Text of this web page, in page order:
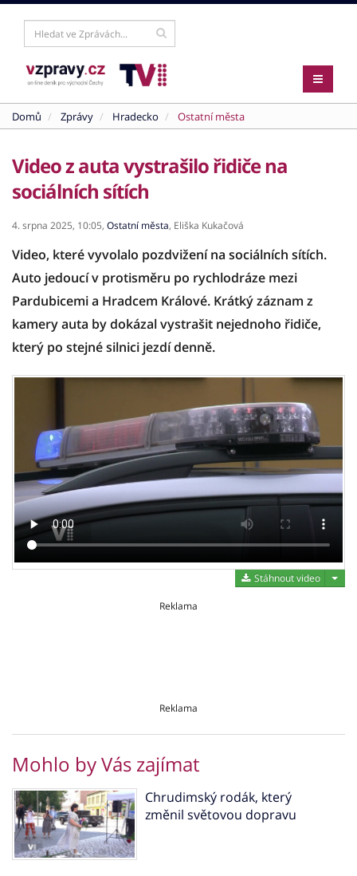
Domů Zprávy Hradecko Ostatní města
Video z auta vystrašilo řidiče na
sociálních sítích
4. srpna 2025, 10:05, Ostatní města, Eliška Kukačová
Video, které vyvolalo pozdvižení na sociálních sítích.
Auto jedoucí v protisměru po rychlodráze mezi
Pardubicemi a Hradcem Králové. Krátký záznam z
kamery auta by dokázal vystrašit nejednoho řidiče,
který po stejné silnici jezdí denně.
Stáhnout video
Reklama
Reklama
Mohlo by Vás zajímat
Chrudimský rodák, který
změnil světovou dopravu